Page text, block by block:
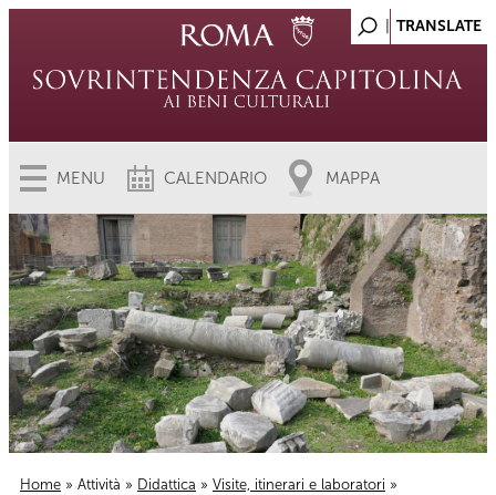
MENU CALENDARIO MAPPA
Home » Attività » Didattica » Visite, itinerari e laboratori »